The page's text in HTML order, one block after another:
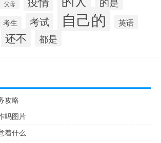
父母
考生 考试 自己的 英语
还不 都是
攻略
吗图片
着什么